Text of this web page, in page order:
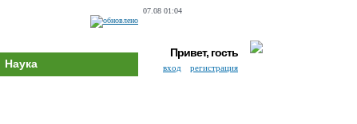
07.08 01:04
Наука
Привет, гость
вход регистрация